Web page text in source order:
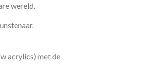
wereld.
acrylics) met de